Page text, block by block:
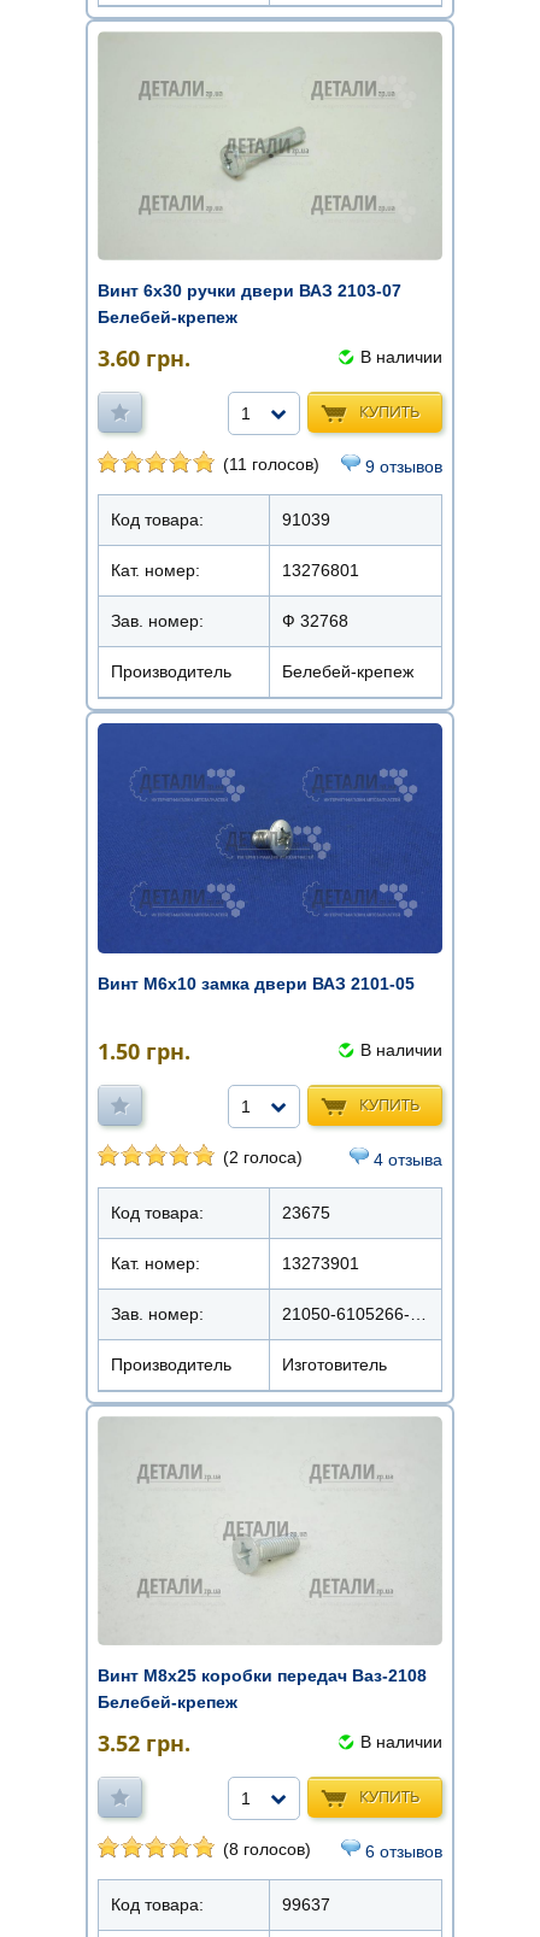
Винт 6х30 ручки двери ВАЗ 2103-07
Белебей-крепеж
3.60 грн. В наличии
КУПИТЬ
1
(11 голосов) 9 отзывов
Код товара: 91039
Кат. номер: 13276801
Зав. номер: Ф 32768
Производитель Белебей-крепеж
Винт М6х10 замка двери ВАЗ 2101-05
1.50 грн. В наличии
КУПИТЬ
1
(2 голоса) 4 отзыва
Код товара: 23675
Кат. номер: 13273901
Зав. номер:
Производитель Изготовитель
Винт М8х25 коробки передач Ваз-2108
Белебей-крепеж
3.52 грн. В наличии
КУПИТЬ
1
(8 голосов) 6 отзывов
Код товара: 99637